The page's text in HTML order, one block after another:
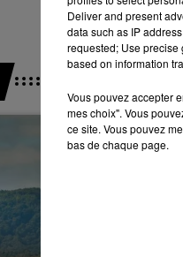
FM
MACHINE -
Deliver and present
data such as IP
requested; Use precise
based on information
Vous pouvez accepter
mes choix". Vous
ce site. Vous pouvez
bas de chaque page.